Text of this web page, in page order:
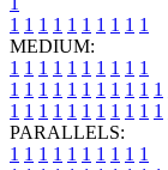
1 1 1 1 1 1 1 1 1 1
MEDIUM:
1 1 1 1 1 1 1 1 1 1
1 1 1 1 1 1 1 1 1 1 1
1 1 1 1 1 1 1 1 1 1 1
PARALLELS:
1 1 1 1 1 1 1 1 1 1